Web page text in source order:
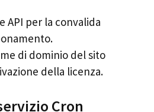
API per la convalida
di dominio del sito
della licenza.
Cron